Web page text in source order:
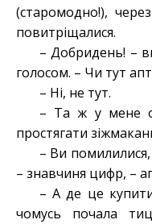
(старомодно!),
повитріщалися.
– Добридень! –
голосом. – Чи тут
– Ні, не тут.
– Та ж у мене
простягати
– Ви
– знавчиня цифр, –
– А де це
чомусь почала